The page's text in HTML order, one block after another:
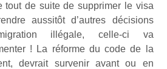
tout de suite de supprimer le visa
aussitôt d’autres décisions
illégale, celle-ci va
! La réforme du code de la
devrait survenir avant ou en